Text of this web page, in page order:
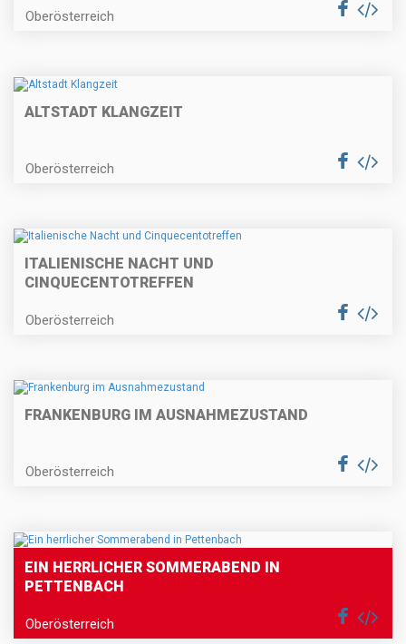
Oberösterreich
ALTSTADT KLANGZEIT
Oberösterreich
ITALIENISCHE NACHT UND
CINQUECENTOTREFFEN
Oberösterreich
FRANKENBURG IM AUSNAHMEZUSTAND
Oberösterreich
EIN HERRLICHER SOMMERABEND IN
PETTENBACH
Oberösterreich